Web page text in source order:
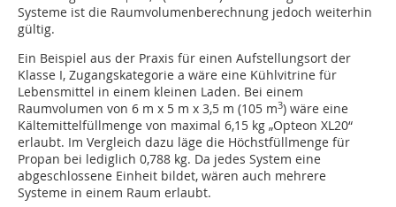
Systeme ist die Raumvolumenberechnung jedoch weiterhin
gültig.
Ein Beispiel aus der Praxis für einen Aufstellungsort der
Klasse I, Zugangskategorie a wäre eine Kühlvitrine für
Lebensmittel in einem kleinen Laden. Bei einem
Raumvolumen von 6 m x 5 m x 3,5 m (105 m3) wäre eine
Kältemittelfüllmenge von maximal 6,15 kg „Opteon XL20“
erlaubt. Im Vergleich dazu läge die Höchstfüllmenge für
Propan bei lediglich 0,788 kg. Da jedes System eine
abgeschlossene Einheit bildet, wären auch mehrere
Systeme in einem Raum erlaubt.